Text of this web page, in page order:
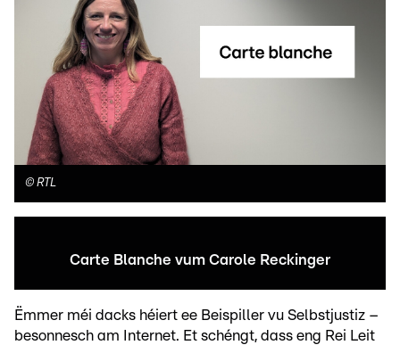
© RTL
Carte Blanche vum Carole Reckinger
Ëmmer méi dacks héiert ee Beispiller vu Selbstjustiz –
besonnesch am Internet. Et schéngt, dass eng Rei Leit